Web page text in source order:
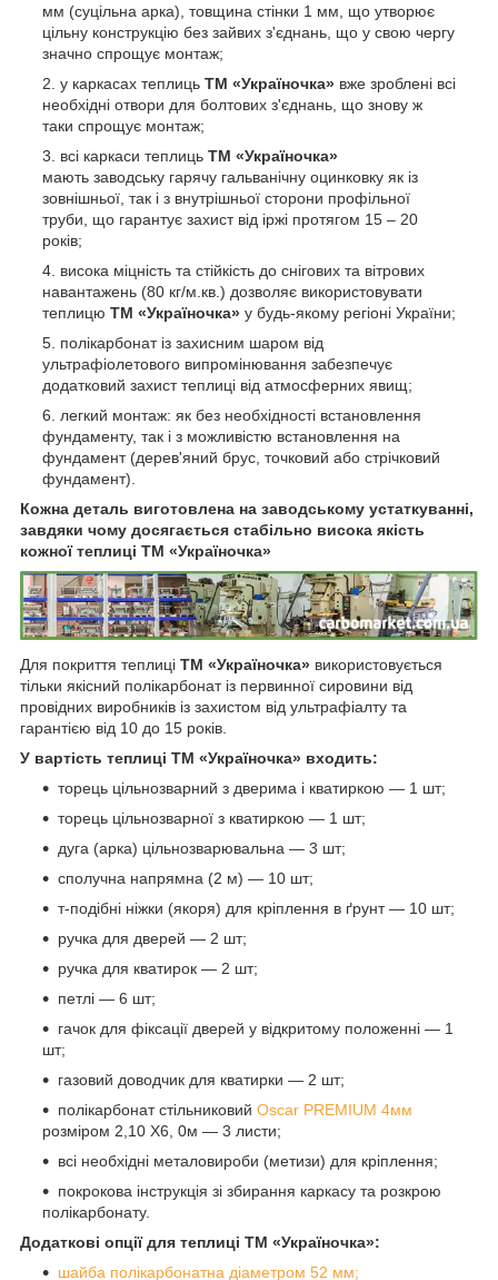
мм (суцільна арка), товщина стінки 1 мм, що утворює
цільну конструкцію без зайвих з'єднань, що у свою чергу
значно спрощує монтаж;
у каркасах теплиць ТМ «Україночка» вже зроблені всі
необхідні отвори для болтових з'єднань, що знову ж
таки спрощує монтаж;
всі каркаси теплиць ТМ «Україночка»
мають заводську гарячу гальванічну оцинковку як із
зовнішньої, так і з внутрішньої сторони профільної
труби, що гарантує захист від іржі протягом 15 – 20
років;
висока міцність та стійкість до снігових та вітрових
навантажень (80 кг/м.кв.) дозволяє використовувати
теплицю ТМ «Україночка» у будь-якому регіоні України;
полікарбонат із захисним шаром від
ультрафіолетового випромінювання забезпечує
додатковий захист теплиці від атмосферних явищ;
легкий монтаж: як без необхідності встановлення
фундаменту, так і з можливістю встановлення на
фундамент (дерев'яний брус, точковий або стрічковий
фундамент).
Кожна деталь виготовлена на заводському устаткуванні,
завдяки чому досягається стабільно висока якість
кожної теплиці ТМ «Україночка»
Для покриття теплиці ТМ «Україночка» використовується
тільки якісний полікарбонат із первинної сировини від
провідних виробників із захистом від ультрафіалту та
гарантією від 10 до 15 років.
У вартість теплиці ТМ «Україночка» входить:
торець цільнозварний з дверима і кватиркою — 1 шт;
торець цільнозварної з кватиркою — 1 шт;
дуга (арка) цільнозварювальна — 3 шт;
сполучна напрямна (2 м) — 10 шт;
т-подібні ніжки (якоря) для кріплення в ґрунт — 10 шт;
ручка для дверей — 2 шт;
ручка для кватирок — 2 шт;
петлі — 6 шт;
гачок для фіксації дверей у відкритому положенні — 1
шт;
газовий доводчик для кватирки — 2 шт;
полікарбонат стільниковий Oscar PREMIUM 4мм
розміром 2,10 Х6, 0м — 3 листи;
всі необхідні металовироби (метизи) для кріплення;
покрокова інструкція зі збирання каркасу та розкрою
полікарбонату.
Додаткові опції для теплиці ТМ «Україночка»:
шайба полікарбонатна діаметром 52 мм;